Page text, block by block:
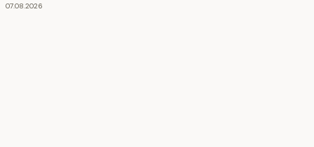
07.08.2026